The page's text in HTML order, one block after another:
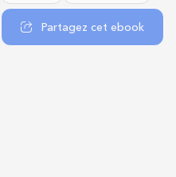
Partagez cet ebook